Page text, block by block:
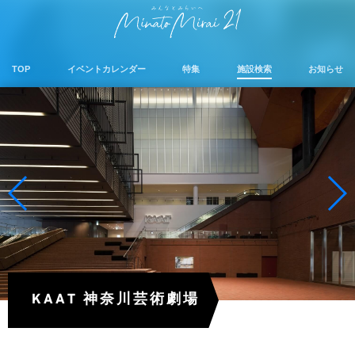
TOP イベントカレンダー 特集 施設検索 お知らせ
KAAT 神奈川芸術劇場